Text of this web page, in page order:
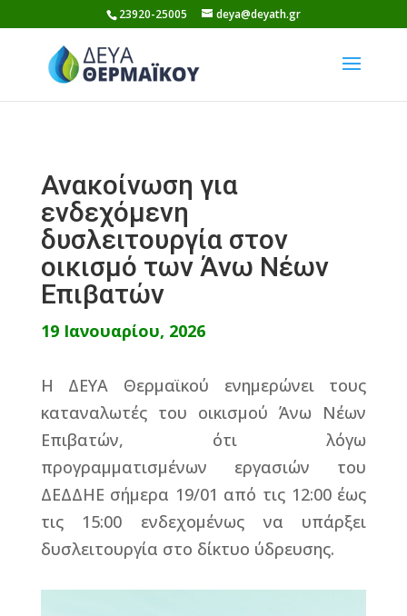
to
content
23920-25005 deya@deyath.gr
Ανακοίνωση για
ενδεχόμενη
δυσλειτουργία στον
οικισμό των Άνω Νέων
Επιβατών
19 Ιανουαρίου, 2026
Η ΔΕΥΑ Θερμαϊκού ενημερώνει τους
καταναλωτές του οικισμού Άνω Νέων
Επιβατών, ότι λόγω
προγραμματισμένων εργασιών του
ΔΕΔΔΗΕ σήμερα 19/01 από τις 12:00 έως
τις 15:00 ενδεχομένως να υπάρξει
δυσλειτουργία στο δίκτυο ύδρευσης.